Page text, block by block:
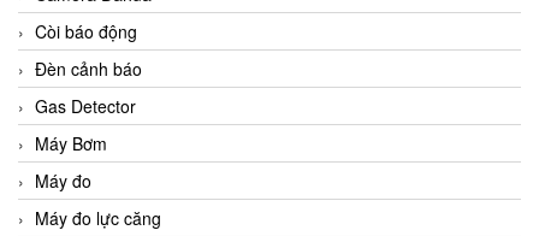
Còi báo động
Đèn cảnh báo
Gas Detector
Máy Bơm
Máy đo
Máy đo lực căng